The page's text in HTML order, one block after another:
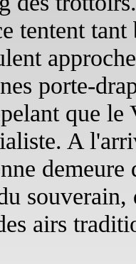
tentent
porte-
que le
A
demeure
souverain,
airs